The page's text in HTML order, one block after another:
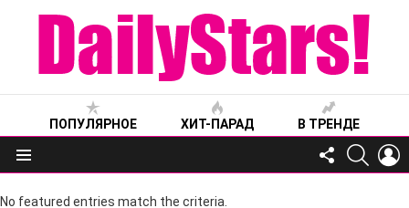
ПОПУЛЯРНОЕ ХИТ-ПАРАД В ТРЕНДЕ
Меню
FOLLOW
US
No featured entries match the criteria.